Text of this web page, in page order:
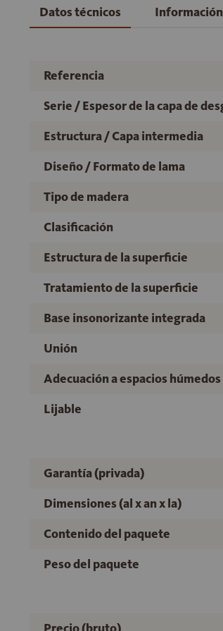
Datos técnicos
Referencia
Serie / Espesor de la capa de
Estructura / Capa intermedia
Diseño / Formato de lama
Tipo de madera
Clasificación
Estructura de la superficie
Tratamiento de la superficie
Base insonorizante integrada
Unión
Adecuación a espacios húmedos
Lijable
Garantía (privada)
Dimensiones (al x an x la)
Contenido del paquete
Peso del paquete